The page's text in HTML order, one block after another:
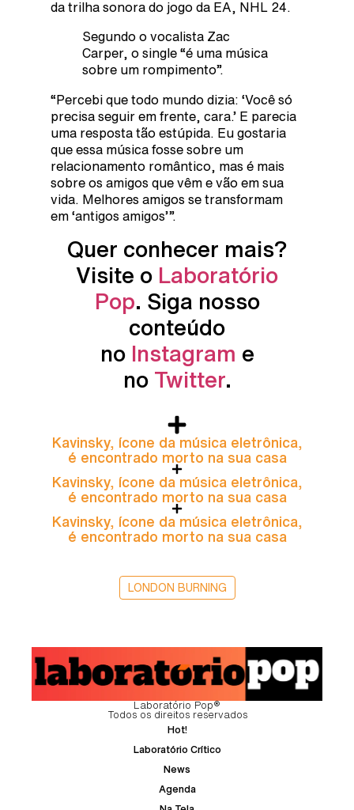
da trilha sonora do jogo da EA, NHL 24.
Segundo o vocalista Zac
Carper, o single “é uma música
sobre um rompimento”.
“Percebi que todo mundo dizia: ‘Você só
precisa seguir em frente, cara.’ E parecia
uma resposta tão estúpida. Eu gostaria
que essa música fosse sobre um
relacionamento romântico, mas é mais
sobre os amigos que vêm e vão em sua
vida. Melhores amigos se transformam
em ‘antigos amigos’”.
Quer conhecer mais?
Visite o Laboratório
Pop. Siga nosso
conteúdo
no Instagram e
no Twitter.
Kavinsky, ícone da música eletrônica,
é encontrado morto na sua casa
Kavinsky, ícone da música eletrônica,
é encontrado morto na sua casa
Kavinsky, ícone da música eletrônica,
é encontrado morto na sua casa
LONDON BURNING
Laboratório Pop®
Todos os direitos reservados
Hot!
Laboratório Crítico
News
Agenda